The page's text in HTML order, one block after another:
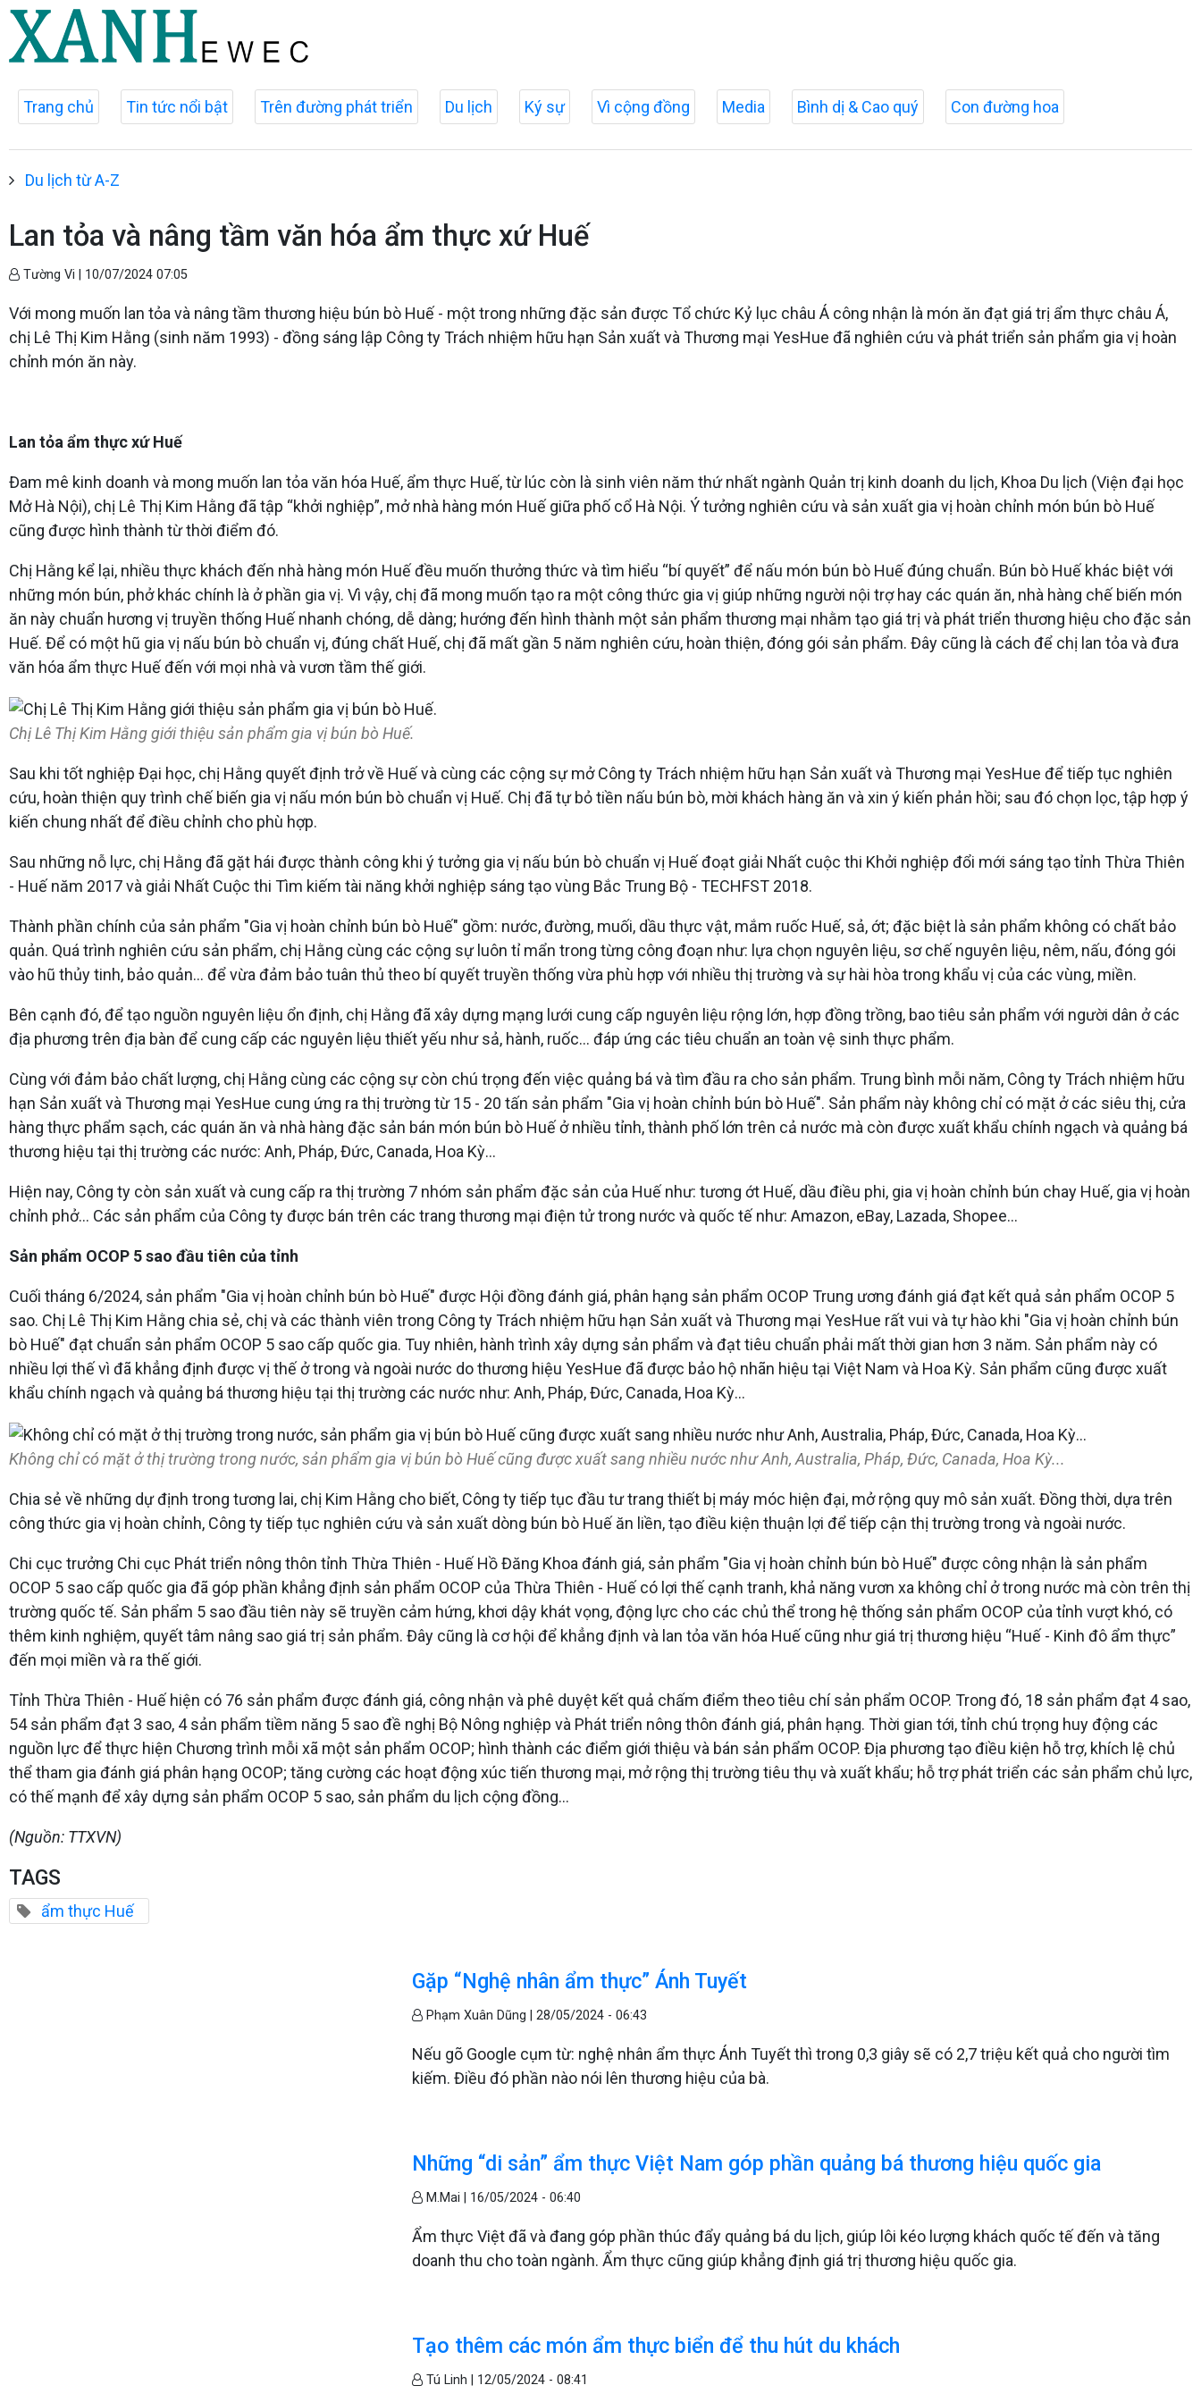
Trang chủ Tin tức nổi bật Trên đường phát triển Du lịch Ký sự Vì cộng đồng Media Bình dị & Cao quý Con đường hoa
Du lịch từ A-Z
Lan tỏa và nâng tầm văn hóa ẩm thực xứ Huế
Tường Vi | 10/07/2024 07:05
Với mong muốn lan tỏa và nâng tầm thương hiệu bún bò Huế - một trong những đặc sản được Tổ chức Kỷ lục châu Á công nhận là món ăn đạt giá trị ẩm thực châu Á,
chị Lê Thị Kim Hằng (sinh năm 1993) - đồng sáng lập Công ty Trách nhiệm hữu hạn Sản xuất và Thương mại YesHue đã nghiên cứu và phát triển sản phẩm gia vị hoàn
chỉnh món ăn này.
Lan tỏa ẩm thực xứ Huế
Đam mê kinh doanh và mong muốn lan tỏa văn hóa Huế, ẩm thực Huế, từ lúc còn là sinh viên năm thứ nhất ngành Quản trị kinh doanh du lịch, Khoa Du lịch (Viện đại học
Mở Hà Nội), chị Lê Thị Kim Hằng đã tập “khởi nghiệp”, mở nhà hàng món Huế giữa phố cổ Hà Nội. Ý tưởng nghiên cứu và sản xuất gia vị hoàn chỉnh món bún bò Huế
cũng được hình thành từ thời điểm đó.
Chị Hằng kể lại, nhiều thực khách đến nhà hàng món Huế đều muốn thưởng thức và tìm hiểu “bí quyết” để nấu món bún bò Huế đúng chuẩn. Bún bò Huế khác biệt với
những món bún, phở khác chính là ở phần gia vị. Vì vậy, chị đã mong muốn tạo ra một công thức gia vị giúp những người nội trợ hay các quán ăn, nhà hàng chế biến món
ăn này chuẩn hương vị truyền thống Huế nhanh chóng, dễ dàng; hướng đến hình thành một sản phẩm thương mại nhằm tạo giá trị và phát triển thương hiệu cho đặc sản
Huế. Để có một hũ gia vị nấu bún bò chuẩn vị, đúng chất Huế, chị đã mất gần 5 năm nghiên cứu, hoàn thiện, đóng gói sản phẩm. Đây cũng là cách để chị lan tỏa và đưa
văn hóa ẩm thực Huế đến với mọi nhà và vươn tầm thế giới.
Chị Lê Thị Kim Hằng giới thiệu sản phẩm gia vị bún bò Huế.
Sau khi tốt nghiệp Đại học, chị Hằng quyết định trở về Huế và cùng các cộng sự mở Công ty Trách nhiệm hữu hạn Sản xuất và Thương mại YesHue để tiếp tục nghiên
cứu, hoàn thiện quy trình chế biến gia vị nấu món bún bò chuẩn vị Huế. Chị đã tự bỏ tiền nấu bún bò, mời khách hàng ăn và xin ý kiến phản hồi; sau đó chọn lọc, tập hợp ý
kiến chung nhất để điều chỉnh cho phù hợp.
Sau những nỗ lực, chị Hằng đã gặt hái được thành công khi ý tưởng gia vị nấu bún bò chuẩn vị Huế đoạt giải Nhất cuộc thi Khởi nghiệp đổi mới sáng tạo tỉnh Thừa Thiên
- Huế năm 2017 và giải Nhất Cuộc thi Tìm kiếm tài năng khởi nghiệp sáng tạo vùng Bắc Trung Bộ - TECHFST 2018.
Thành phần chính của sản phẩm "Gia vị hoàn chỉnh bún bò Huế" gồm: nước, đường, muối, dầu thực vật, mắm ruốc Huế, sả, ớt; đặc biệt là sản phẩm không có chất bảo
quản. Quá trình nghiên cứu sản phẩm, chị Hằng cùng các cộng sự luôn tỉ mẩn trong từng công đoạn như: lựa chọn nguyên liệu, sơ chế nguyên liệu, nêm, nấu, đóng gói
vào hũ thủy tinh, bảo quản… để vừa đảm bảo tuân thủ theo bí quyết truyền thống vừa phù hợp với nhiều thị trường và sự hài hòa trong khẩu vị của các vùng, miền.
Bên cạnh đó, để tạo nguồn nguyên liệu ổn định, chị Hằng đã xây dựng mạng lưới cung cấp nguyên liệu rộng lớn, hợp đồng trồng, bao tiêu sản phẩm với người dân ở các
địa phương trên địa bàn để cung cấp các nguyên liệu thiết yếu như sả, hành, ruốc… đáp ứng các tiêu chuẩn an toàn vệ sinh thực phẩm.
Cùng với đảm bảo chất lượng, chị Hằng cùng các cộng sự còn chú trọng đến việc quảng bá và tìm đầu ra cho sản phẩm. Trung bình mỗi năm, Công ty Trách nhiệm hữu
hạn Sản xuất và Thương mại YesHue cung ứng ra thị trường từ 15 - 20 tấn sản phẩm "Gia vị hoàn chỉnh bún bò Huế". Sản phẩm này không chỉ có mặt ở các siêu thị, cửa
hàng thực phẩm sạch, các quán ăn và nhà hàng đặc sản bán món bún bò Huế ở nhiều tỉnh, thành phố lớn trên cả nước mà còn được xuất khẩu chính ngạch và quảng bá
thương hiệu tại thị trường các nước: Anh, Pháp, Đức, Canada, Hoa Kỳ...
Hiện nay, Công ty còn sản xuất và cung cấp ra thị trường 7 nhóm sản phẩm đặc sản của Huế như: tương ớt Huế, dầu điều phi, gia vị hoàn chỉnh bún chay Huế, gia vị hoàn
chỉnh phở… Các sản phẩm của Công ty được bán trên các trang thương mại điện tử trong nước và quốc tế như: Amazon, eBay, Lazada, Shopee...
Sản phẩm OCOP 5 sao đầu tiên của tỉnh
Cuối tháng 6/2024, sản phẩm "Gia vị hoàn chỉnh bún bò Huế" được Hội đồng đánh giá, phân hạng sản phẩm OCOP Trung ương đánh giá đạt kết quả sản phẩm OCOP 5
sao. Chị Lê Thị Kim Hằng chia sẻ, chị và các thành viên trong Công ty Trách nhiệm hữu hạn Sản xuất và Thương mại YesHue rất vui và tự hào khi "Gia vị hoàn chỉnh bún
bò Huế" đạt chuẩn sản phẩm OCOP 5 sao cấp quốc gia. Tuy nhiên, hành trình xây dựng sản phẩm và đạt tiêu chuẩn phải mất thời gian hơn 3 năm. Sản phẩm này có
nhiều lợi thế vì đã khẳng định được vị thế ở trong và ngoài nước do thương hiệu YesHue đã được bảo hộ nhãn hiệu tại Việt Nam và Hoa Kỳ. Sản phẩm cũng được xuất
khẩu chính ngạch và quảng bá thương hiệu tại thị trường các nước như: Anh, Pháp, Đức, Canada, Hoa Kỳ...
Không chỉ có mặt ở thị trường trong nước, sản phẩm gia vị bún bò Huế cũng được xuất sang nhiều nước như Anh, Australia, Pháp, Đức, Canada, Hoa Kỳ...
Chia sẻ về những dự định trong tương lai, chị Kim Hằng cho biết, Công ty tiếp tục đầu tư trang thiết bị máy móc hiện đại, mở rộng quy mô sản xuất. Đồng thời, dựa trên
công thức gia vị hoàn chỉnh, Công ty tiếp tục nghiên cứu và sản xuất dòng bún bò Huế ăn liền, tạo điều kiện thuận lợi để tiếp cận thị trường trong và ngoài nước.
Chi cục trưởng Chi cục Phát triển nông thôn tỉnh Thừa Thiên - Huế Hồ Đăng Khoa đánh giá, sản phẩm "Gia vị hoàn chỉnh bún bò Huế" được công nhận là sản phẩm
OCOP 5 sao cấp quốc gia đã góp phần khẳng định sản phẩm OCOP của Thừa Thiên - Huế có lợi thế cạnh tranh, khả năng vươn xa không chỉ ở trong nước mà còn trên thị
trường quốc tế. Sản phẩm 5 sao đầu tiên này sẽ truyền cảm hứng, khơi dậy khát vọng, động lực cho các chủ thể trong hệ thống sản phẩm OCOP của tỉnh vượt khó, có
thêm kinh nghiệm, quyết tâm nâng sao giá trị sản phẩm. Đây cũng là cơ hội để khẳng định và lan tỏa văn hóa Huế cũng như giá trị thương hiệu “Huế - Kinh đô ẩm thực”
đến mọi miền và ra thế giới.
Tỉnh Thừa Thiên - Huế hiện có 76 sản phẩm được đánh giá, công nhận và phê duyệt kết quả chấm điểm theo tiêu chí sản phẩm OCOP. Trong đó, 18 sản phẩm đạt 4 sao,
54 sản phẩm đạt 3 sao, 4 sản phẩm tiềm năng 5 sao đề nghị Bộ Nông nghiệp và Phát triển nông thôn đánh giá, phân hạng. Thời gian tới, tỉnh chú trọng huy động các
nguồn lực để thực hiện Chương trình mỗi xã một sản phẩm OCOP; hình thành các điểm giới thiệu và bán sản phẩm OCOP. Địa phương tạo điều kiện hỗ trợ, khích lệ chủ
thể tham gia đánh giá phân hạng OCOP; tăng cường các hoạt động xúc tiến thương mại, mở rộng thị trường tiêu thụ và xuất khẩu; hỗ trợ phát triển các sản phẩm chủ lực,
có thế mạnh để xây dựng sản phẩm OCOP 5 sao, sản phẩm du lịch cộng đồng…
(Nguồn: TTXVN)
TAGS
ẩm thực Huế
Gặp “Nghệ nhân ẩm thực” Ánh Tuyết
Phạm Xuân Dũng |28/05/2024 - 06:43
Nếu gõ Google cụm từ: nghệ nhân ẩm thực Ánh Tuyết thì trong 0,3 giây sẽ có 2,7 triệu kết quả cho người tìm
kiếm. Điều đó phần nào nói lên thương hiệu của bà.
Những “di sản” ẩm thực Việt Nam góp phần quảng bá thương hiệu quốc gia
M.Mai | 16/05/2024 - 06:40
Ẩm thực Việt đã và đang góp phần thúc đẩy quảng bá du lịch, giúp lôi kéo lượng khách quốc tế đến và tăng
doanh thu cho toàn ngành. Ẩm thực cũng giúp khẳng định giá trị thương hiệu quốc gia.
Tạo thêm các món ẩm thực biển để thu hút du khách
Tú Linh | 12/05/2024 - 08:41